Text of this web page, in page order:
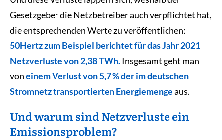
Gesetzgeber die Netzbetreiber auch verpflichtet hat,
die entsprechenden Werte zu veröffentlichen:
50Hertz zum Beispiel berichtet für das Jahr 2021
Netzverluste von 2,38 TWh.Insgesamt geht man
voneinem Verlust von 5,7 % der im deutschen
Stromnetz transportierten Energiemengeaus.
Und warum sind Netzverluste ein
Emissionsproblem?